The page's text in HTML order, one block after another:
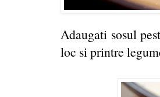
Adaugati sosul
loc si printre